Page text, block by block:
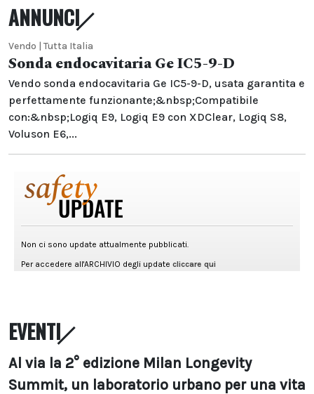
ANNUNCI
Vendo | Tutta Italia
Sonda endocavitaria Ge IC5-9-D
Vendo sonda endocavitaria Ge IC5-9-D, usata garantita e
perfettamente funzionante;&nbsp;Compatibile
con:&nbsp;Logiq E9, Logiq E9 con XDClear, Logiq S8,
Voluson E6,...
EVENTI
Al via la 2° edizione Milan Longevity
Summit, un laboratorio urbano per una vita